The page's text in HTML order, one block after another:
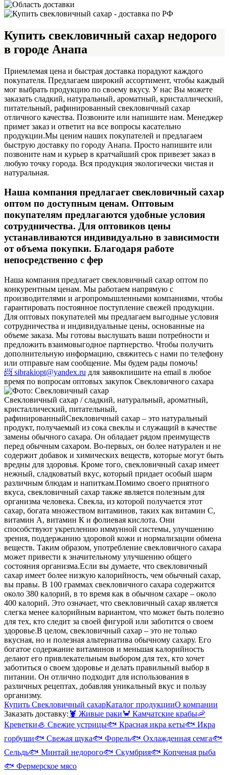
Купить свекловичный сахар недорого
в городе Анапа
Приемлемая цена и быстрая доставка порадуют каждого
покупателя. Предлагаем широкий ассортимент, чтобы каждый
мог выбрать продукцию по своему вкусу. У нас Вы можете
заказать сладкий, натуральный, ароматный, кристаллический,
питательный, рафинированный свекловичный сахар
отличного качества. Позвоните или напишите нам. Менеджер
примет заказ и ответит на все вопросы касательно
продукции.Мы ценим наших покупателей и предлагаем
быструю доставку по городу Анапа. Просто напишите или
позвоните нам и курьер в кратчайший срок привезет заказ в
любую точку города. Вся продукция экологически чистая и
натуральная.
Наша компания предлагает свекловичный сахар
оптом по доступным ценам. Оптовым
покупателям предлагаются удобные условия
сотрудничества. Для оптовиков цены
устанавливаются индивидуально в зависимости
от объема покупки. Благодаря работе
непосредственно с фер
Наша компания предлагает свекловичный сахар оптом по
конкурентным ценам. Мы работаем напрямую с
производителями и агропромышленными компаниями, чтобы
гарантировать постоянное поступление свежей продукции.
Для оптовых покупателей мы предлагаем выгодные условия
сотрудничества и индивидуальные цены, основанные на
объеме заказа. Мы готовы выслушать ваши потребности и
предложить взаимовыгодное партнерство. Чтобы получить
дополнительную информацию, свяжитесь с нами по телефону
или отправьте нам сообщение. Мы будем рады помочь!
📨 sibrakiopt@yandex.ru для заявокпишите на email в любое
время по вопросам оптовых закупок Свекловичного сахара
Свекловичный сахар / сладкий, натуральный, ароматный,
кристаллический, питательный,
рафинированныйСвекловичный сахар – это натуральный
продукт, получаемый из сока свеклы и служащий в качестве
замены обычного сахара. Он обладает рядом преимуществ
перед обычным сахаром. Во-первых, он более натурален и не
содержит добавок и химических веществ, которые могут быть
вредны для здоровья. Кроме того, свекловичный сахар имеет
нежный, сладковатый вкус, который придает особый шарм
различным блюдам и напиткам.Помимо своего приятного
вкуса, свекловичный сахар также является полезным для
организма человека. Свекла, из которой получается этот
сахар, богата множеством витаминов, таких как витамин С,
витамин А, витамин К и фолиевая кислота. Они
способствуют укреплению иммунной системы, улучшению
зрения, поддержанию здоровой кожи и нормализации обмена
веществ. Таким образом, употребление свекловичного сахара
может привести к значительному улучшению общего
состояния организма.Если вы думаете, что свекловичный
сахар имеет более низкую калорийность, чем обычный сахар,
вы правы. В 100 граммах свекловичного сахара содержится
около 380 калорий, в то время как в обычном сахаре – около
400 калорий. Это означает, что свекловичный сахар является
слегка менее калорийным вариантом, что может быть полезно
для тех, кто следит за своей фигурой или заботится о своем
здоровье.В целом, свекловичный сахар – это не только
вкусная, но и полезная альтернатива обычному сахару. Его
богатое содержание витаминов и меньшая калорийность
делают его привлекательным выбором для тех, кто хочет
заботиться о своем здоровье и делать правильный выбор в
питании. Он отлично подходит для использования в
различных рецептах, добавляя уникальный вкус и пользу
организму.
Купить Свекловичный сахарКаталог продукцииО компании
Заказать доставку: 🦞 Живые раки🦀 Камчатские крабы🦐
Креветки🦪 Свежие устрицы🐟 Красная икра кеты🐟 Икра
горбуши🐟 Свежая щука🐟 Форель🐟 Охлажденная семга🐟
Сельдь🐟 Минтай недорого🐟 Скумбрия🐟 Копченая рыба
🐟 Фермерское мясо